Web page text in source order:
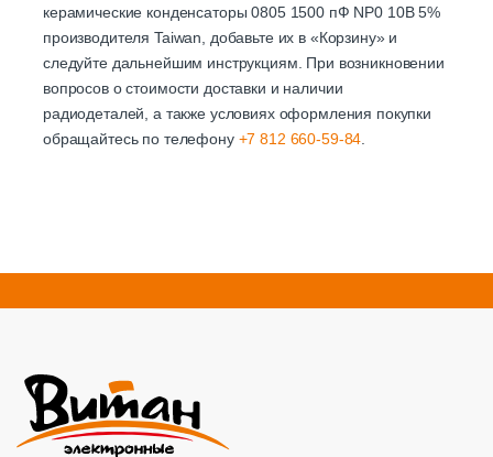
керамические конденсаторы 0805 1500 пФ NP0 10В 5%
производителя Taiwan, добавьте их в «Корзину» и
следуйте дальнейшим инструкциям. При возникновении
вопросов о стоимости доставки и наличии
радиодеталей, а также условиях оформления покупки
обращайтесь по телефону +7 812 660-59-84.